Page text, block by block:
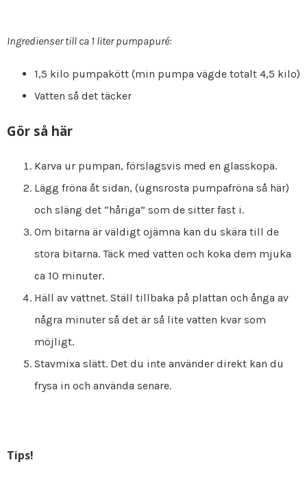
Ingredienser till ca 1 liter pumpapuré:
1,5 kilo pumpakött (min pumpa vägde totalt 4,5 kilo)
Vatten så det täcker
Gör så här
Karva ur pumpan, förslagsvis med en glasskopa.
Lägg fröna åt sidan, (ugnsrosta pumpafröna så här)
och släng det “håriga” som de sitter fast i.
Om bitarna är väldigt ojämna kan du skära till de
stora bitarna. Täck med vatten och koka dem mjuka
ca 10 minuter.
Häll av vattnet. Ställ tillbaka på plattan och ånga av
några minuter så det är så lite vatten kvar som
möjligt.
Stavmixa slätt. Det du inte använder direkt kan du
frysa in och använda senare.
Tips!